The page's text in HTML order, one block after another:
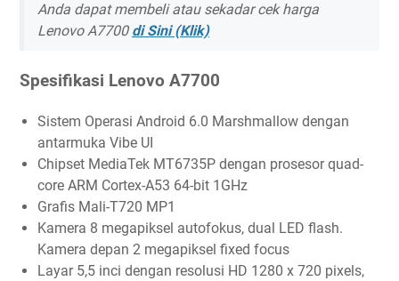
Anda dapat membeli atau sekadar cek harga
Lenovo A7700 di Sini (Klik)
Spesifikasi Lenovo A7700
Sistem Operasi Android 6.0 Marshmallow dengan
antarmuka Vibe UI
Chipset MediaTek MT6735P dengan prosesor quad-
core ARM Cortex-A53 64-bit 1GHz
Grafis Mali-T720 MP1
Kamera 8 megapiksel autofokus, dual LED flash.
Kamera depan 2 megapiksel fixed focus
Layar 5,5 inci dengan resolusi HD 1280 x 720 pixels,